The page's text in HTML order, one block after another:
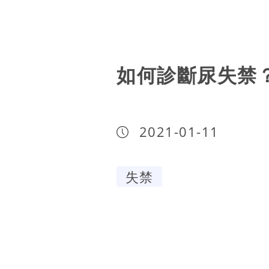
如何診斷尿失禁
2021-01-11
失禁